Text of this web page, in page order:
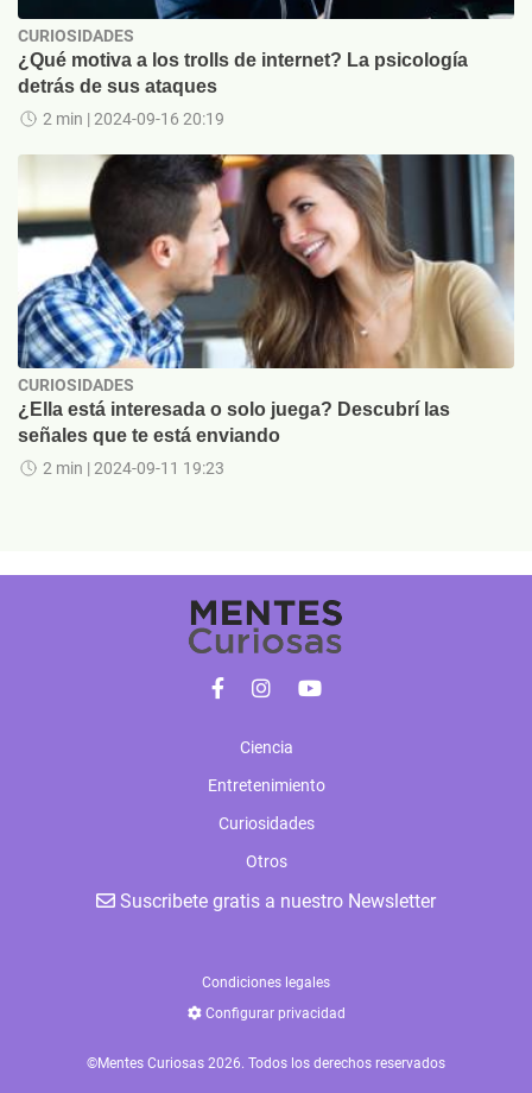
CURIOSIDADES
¿Qué motiva a los trolls de internet? La psicología
detrás de sus ataques
2 min | 2024-09-16 20:19
CURIOSIDADES
¿Ella está interesada o solo juega? Descubrí las
señales que te está enviando
2 min | 2024-09-11 19:23
Ciencia
Entretenimiento
Curiosidades
Otros
Suscribete gratis a nuestro Newsletter
Condiciones legales
Configurar privacidad
©Mentes Curiosas 2026. Todos los derechos reservados